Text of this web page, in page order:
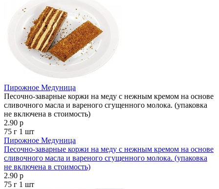
Пирожное Медуница
Песочно-заварные коржи на меду с нежным кремом на основе
сливочного масла и вареного сгущенного молока. (упаковка
не включена в стоимость)
2.90 р
75 г 1 шт
Пирожное Медуница
Песочно-заварные коржи на меду с нежным кремом на основе
сливочного масла и вареного сгущенного молока. (упаковка
не включена в стоимость)
2.90 р
75 г 1 шт